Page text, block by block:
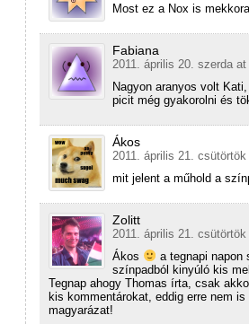
Most ez a Nox is
Fabiana
2011. április 20. szerda at
Nagyon aranyos volt
picit még gyakorolni és
Ákos
2011. április 21.
mit jelent a műhold a
Zolitt
2011. április 21.
Ákos
a tegnapi napon
színpadból kinyúló kis
Tegnap ahogy Thomas írta, csak
kis kommentárokat, eddig erre nem
magyarázat!